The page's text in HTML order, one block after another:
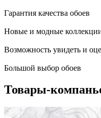
Гарантия качества обоев
Новые и модные
Возможность увидеть и
Большой выбор обоев
Товары-